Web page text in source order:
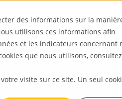
des informations sur la
utilisons ces informations afin
et les indicateurs concernant
que nous utilisons,
visite sur ce site. Un seul